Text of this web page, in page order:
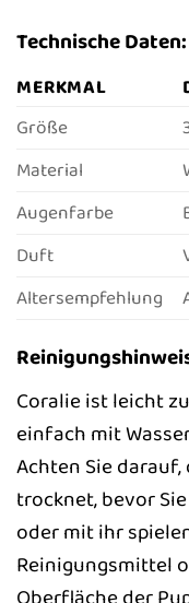
Technische Daten:
MERKMAL
Größe
Material
Augenfarbe
Duft
Altersempfehlung
Coralie ist leicht
einfach mit
Achten Sie
trocknet, bevor
oder mit ihr
Reinigungsmittel